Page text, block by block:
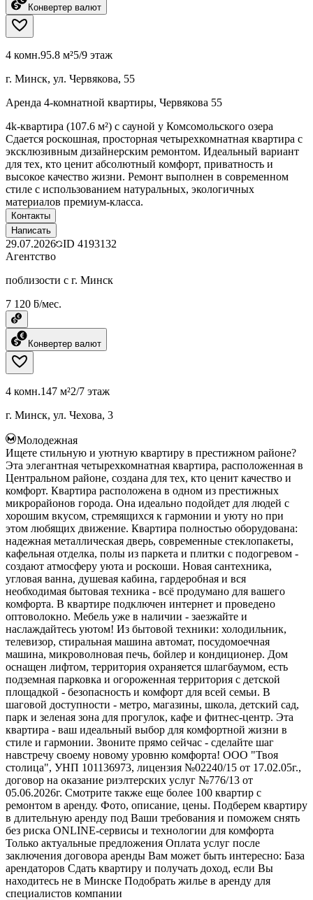
Конвертер валют
4 комн.95.8 м²5/9 этаж
г. Минск, ул. Червякова, 55
Аренда 4-комнатной квартиры, Червякова 55
4k-квартира (107.6 м²) с сауной у Комсомольского озера
Сдается роскошная, просторная четырехкомнатная квартира с
эксклюзивным дизайнерским ремонтом. Идеальный вариант
для тех, кто ценит абсолютный комфорт, приватность и
высокое качество жизни. Ремонт выполнен в современном
стиле с использованием натуральных, экологичных
материалов премиум-класса.
Контакты
Написать
29.07.2026 ID 4193132
Агентство
поблизости с г. Минск
7 120 ƃ/мес.
Конвертер валют
4 комн.147 м²2/7 этаж
г. Минск, ул. Чехова, 3
Молодежная
Ищете стильную и уютную квартиру в престижном районе?
Эта элегантная четырехкомнатная квартира, расположенная в
Центральном районе, создана для тех, кто ценит качество и
комфорт. Квартира расположена в одном из престижных
микрорайонов города. Она идеально подойдет для людей с
хорошим вкусом, стремящихся к гармонии и уюту но при
этом любящих движение. Квартира полностью оборудована:
надежная металлическая дверь, современные стеклопакеты,
кафельная отделка, полы из паркета и плитки с подогревом -
создают атмосферу уюта и роскоши. Новая сантехника,
угловая ванна, душевая кабина, гардеробная и вся
необходимая бытовая техника - всё продумано для вашего
комфорта. В квартире подключен интернет и проведено
оптоволокно. Мебель уже в наличии - заезжайте и
наслаждайтесь уютом! Из бытовой техники: холодильник,
телевизор, стиральная машина автомат, посудомоечная
машина, микроволновая печь, бойлер и кондиционер. Дом
оснащен лифтом, территория охраняется шлагбаумом, есть
подземная парковка и огороженная территория с детской
площадкой - безопасность и комфорт для всей семьи. В
шаговой доступности - метро, магазины, школа, детский сад,
парк и зеленая зона для прогулок, кафе и фитнес-центр. Эта
квартира - ваш идеальный выбор для комфортной жизни в
стиле и гармонии. Звоните прямо сейчас - сделайте шаг
навстречу своему новому уровню комфорта! ООО "Твоя
столица", УНП 101136973, лицензия №02240/15 от 17.02.05г.,
договор на оказание риэлтерских услуг №776/13 от
05.06.2026г. Смотрите также еще более 100 квартир с
ремонтом в аренду. Фото, описание, цены. Подберем квартиру
в длительную аренду под Ваши требования и поможем снять
без риска ONLINE-сервисы и технологии для комфорта
Только актуальные предложения Оплата услуг после
заключения договора аренды Вам может быть интересно: База
арендаторов Сдать квартиру и получать доход, если Вы
находитесь не в Минске Подобрать жилье в аренду для
специалистов компании